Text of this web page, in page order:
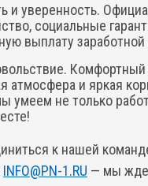
и уверенность.
социальные
выплату
атмосфера и яркая
умеем не только
к нашей
INFO@PN-1.RU — мы